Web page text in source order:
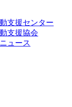
支援センター
支援協会
ュース